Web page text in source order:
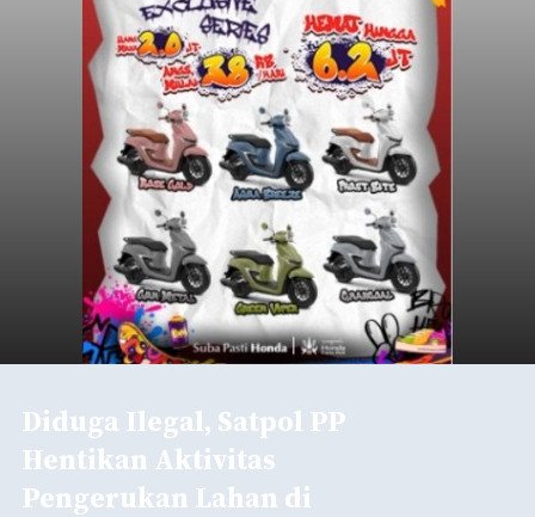
Diduga Ilegal, Satpol PP
Hentikan Aktivitas
Pengerukan Lahan di